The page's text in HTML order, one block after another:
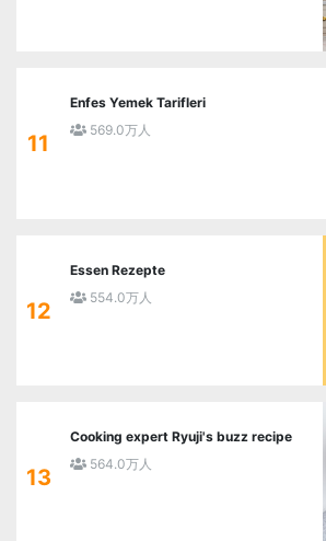
11
Enfes Yemek Tarifleri
569.0万人
12
Essen Rezepte
554.0万人
13
Cooking expert Ryuji's buzz recipe
564.0万人